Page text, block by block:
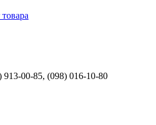
00-85, (098) 016-10-80